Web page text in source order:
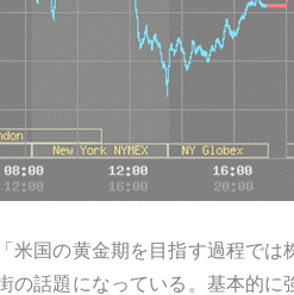
米国の黄金期を目指す過程で
話題になっている。基本的に